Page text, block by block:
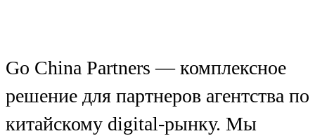
Go China Partners — комплексное
решение для партнеров агентства по
китайскому digital-рынку. Мы